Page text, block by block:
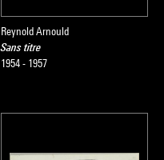
Reynold Arnould
Sans titre
1954 - 1957